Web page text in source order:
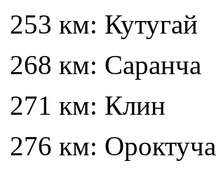
253 км: Кутугай
268 км: Саранча
271 км: Клин
276 км: Ороктуча